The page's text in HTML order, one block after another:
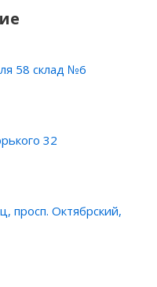
58 склад №6
32
просп. Октябрский,